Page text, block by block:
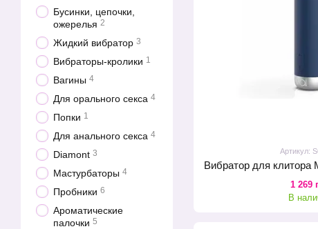
Артикул:
1 269
В
Бусинки, цепочки,
ожерелья 2
Жидкий вибратор 3
Вибраторы-кролики 1
Вагины 4
Для орального секса 4
Попки 1
Для анального секса 4
Diamont 3
Мастурбаторы 4
Пробники 6
Ароматические
палочки 5